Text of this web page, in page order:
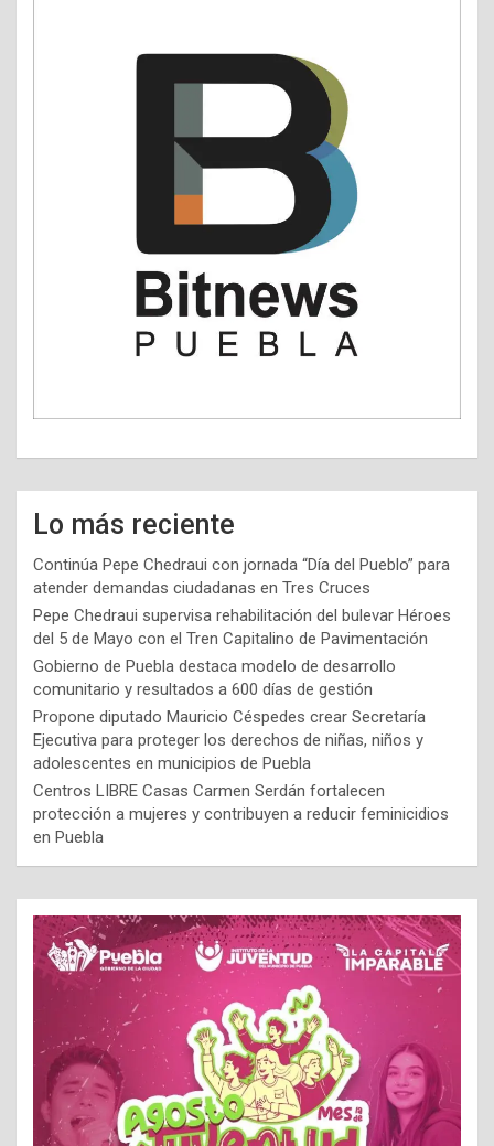
Lo más reciente
Continúa Pepe Chedraui con jornada “Día del Pueblo” para
atender demandas ciudadanas en Tres Cruces
Pepe Chedraui supervisa rehabilitación del bulevar Héroes
del 5 de Mayo con el Tren Capitalino de Pavimentación
Gobierno de Puebla destaca modelo de desarrollo
comunitario y resultados a 600 días de gestión
Propone diputado Mauricio Céspedes crear Secretaría
Ejecutiva para proteger los derechos de niñas, niños y
adolescentes en municipios de Puebla
Centros LIBRE Casas Carmen Serdán fortalecen
protección a mujeres y contribuyen a reducir feminicidios
en Puebla